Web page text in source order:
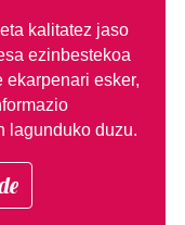
kalitatez jaso
ezinbestekoa
ekarpenari esker,
lagunduko duzu.